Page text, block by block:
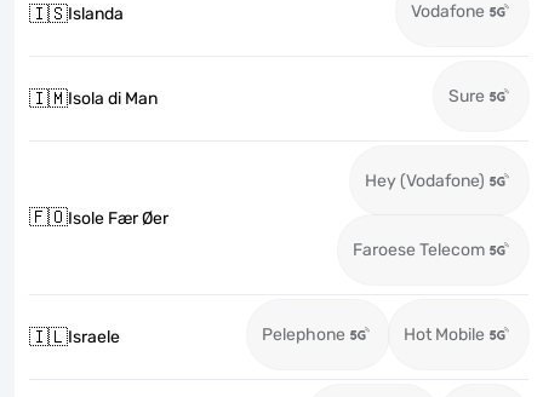
🇮🇸Islanda Vodafone
🇮🇲Isola di Man Sure
🇫🇴Isole Fær Øer
Hey (Vodafone)
Faroese Telecom
🇮🇱Israele Pelephone Hot Mobile